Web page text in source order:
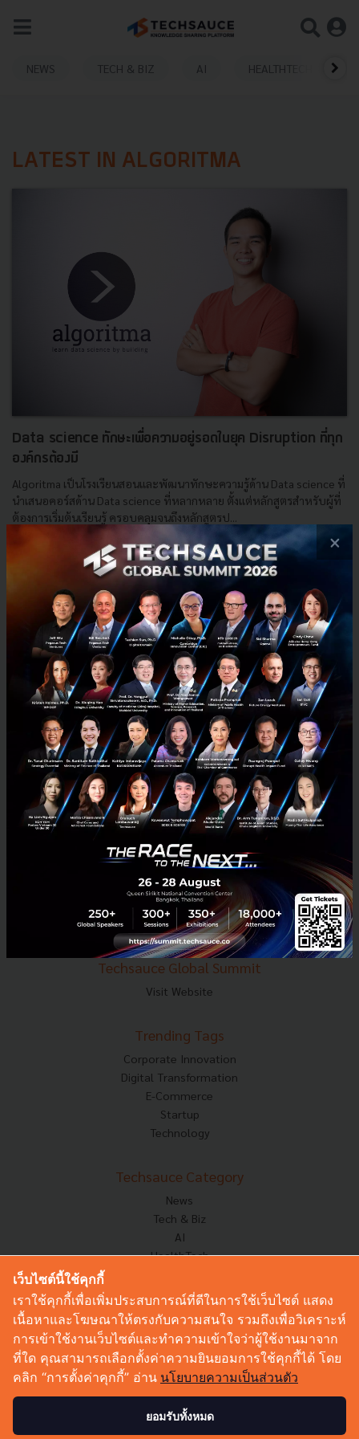
NEWS TECH & BIZ AI HEALTHTECH
LATEST IN ALGORITMA
Data science ทักษะเพื่อความอยู่รอดในยุค Disruption ที่ทุก
องค์กรต้องมี
Algoritma เป็นโรงเรียนสอนและพัฒนาทักษะความรู้ด้าน Data science ที่
นำเสนอคอร์สด้าน Data science ที่หลากหลาย ตั้งแต่หลักสูตรสำหรับผู้ที่
ต้องการเริ่มต้นเรียนรู้ ครอบคลุมจนถึงหลักสูตรป...
| ByTechsauce Team
Saucy Thoughts Startup Algoritma Data Science Nayoko Wicaksono
E-mail :contact@techsauce.co
Tel : 02-001-5375
Mobile : 06-4658-9500
Techsauce Media
About Techsauce
Techsauce Services
Privacy Policy
ส่งบทความ
Techsauce Global Summit
Visit Website
Trending Tags
Corporate Innovation
Digital Transformation
E-Commerce
Startup
Technology
Techsauce Category
News
Tech & Biz
AI
HealthTech
Corp Innov
Saucy Thoughts
Sustainable
Videos
Podcast
×
เว็บไซต์นี้ใช้คุกกี้
เราใช้คุกกี้เพื่อเพิ่มประสบการณ์ที่ดีในการใช้เว็บไซต์ แสดง
เนื้อหาและโฆษณาให้ตรงกับความสนใจ รวมถึงเพื่อวิเคราะห์
การเข้าใช้งานเว็บไซต์และทำความเข้าใจว่าผู้ใช้งานมาจาก
ที่ใด คุณสามารถเลือกตั้งค่าความยินยอมการใช้คุกกี้ได้ โดย
คลิก “การตั้งค่าคุกกี้” อ่าน นโยบายความเป็นส่วนตัว
ยอมรับทั้งหมด